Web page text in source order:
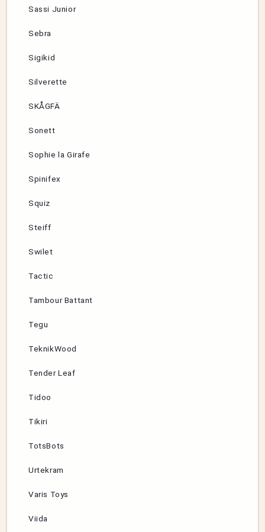
Sassi Junior
Sebra
Sigikid
Silverette
SKÅGFÄ
Sonett
Sophie la Girafe
Spinifex
Squiz
Steiff
Swilet
Tactic
Tambour Battant
Tegu
TeknikWood
Tender Leaf
Tidoo
Tikiri
TotsBots
Urtekram
Varis Toys
Viida